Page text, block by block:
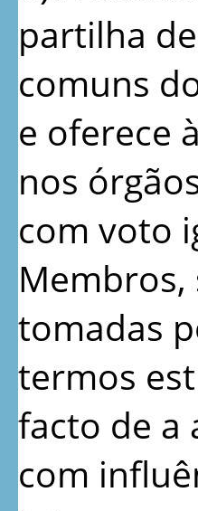
partilha
comuns
e oferece
nos
com voto
Membros,
tomadas
termos
facto de a
com